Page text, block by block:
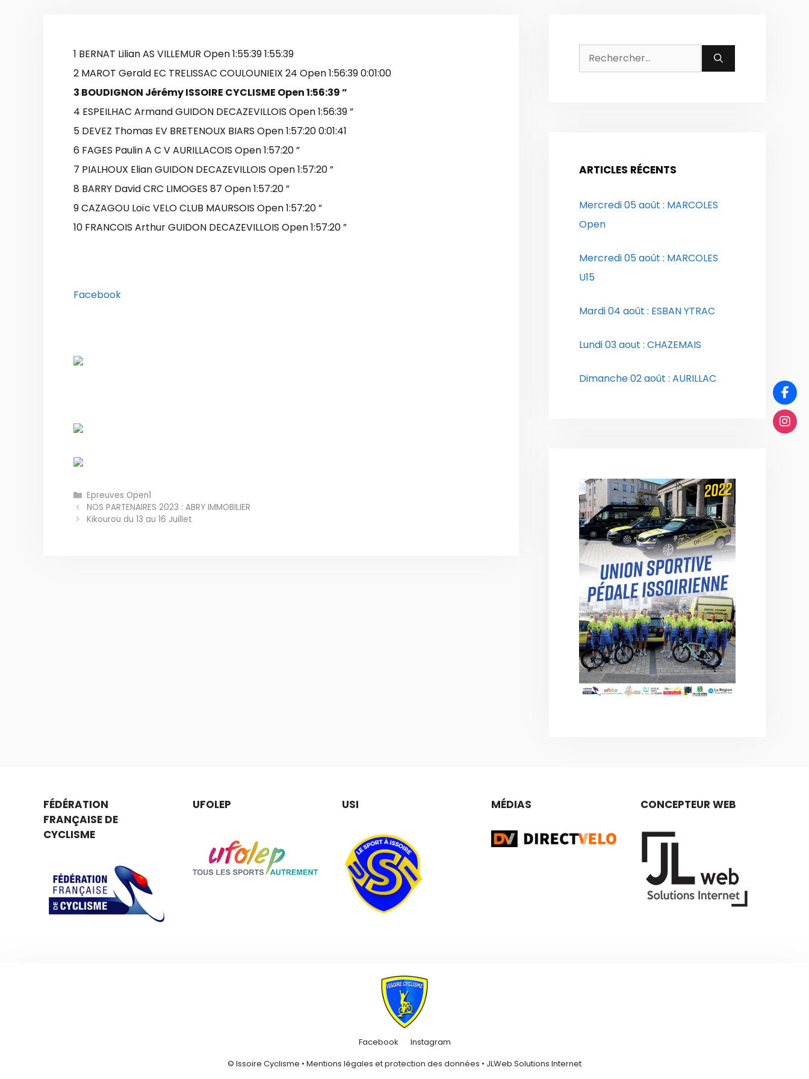
1 BERNAT Lilian AS VILLEMUR Open 1:55:39 1:55:39
2 MAROT Gerald EC TRELISSAC COULOUNIEIX 24 Open 1:56:39 0:01:00
3 BOUDIGNON Jérémy ISSOIRE CYCLISME Open 1:56:39 ”
4 ESPEILHAC Armand GUIDON DECAZEVILLOIS Open 1:56:39 ”
5 DEVEZ Thomas EV BRETENOUX BIARS Open 1:57:20 0:01:41
6 FAGES Paulin A C V AURILLACOIS Open 1:57:20 ”
7 PIALHOUX Elian GUIDON DECAZEVILLOIS Open 1:57:20 ”
8 BARRY David CRC LIMOGES 87 Open 1:57:20 ”
9 CAZAGOU Loïc VELO CLUB MAURSOIS Open 1:57:20 ”
10 FRANCOIS Arthur GUIDON DECAZEVILLOIS Open 1:57:20 ”
Facebook
Catégories
Epreuves Open1
NOS PARTENAIRES 2023 : ABRY IMMOBILIER
Kikourou du 13 au 16 Juillet
Rechercher :
ARTICLES RÉCENTS
Mercredi 05 août : MARCOLES
Open
Mercredi 05 août : MARCOLES
U15
Mardi 04 août : ESBAN YTRAC
Lundi 03 aout : CHAZEMAIS
Dimanche 02 août : AURILLAC
FÉDÉRATION
FRANÇAISE DE
CYCLISME
UFOLEP USI MÉDIAS CONCEPTEUR WEB
Facebook
Instagram
© Issoire Cyclisme • Mentions légales et protection des données • JLWeb Solutions Internet